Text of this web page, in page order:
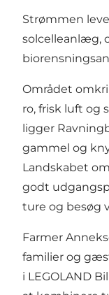
Strømmen
solcelleanlæg,
Området
ro, frisk luft og
ligger
gammel og
Landskabet
godt
ture og besøg
Farmer
familier og
i LEGOLAND